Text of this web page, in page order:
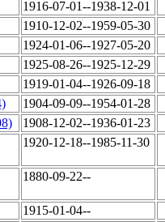
1916-07-01--1938-12-01
1910-12-02--1959-05-30
1924-01-06--1927-05-20
1925-08-26--1925-12-29
1919-01-04--1926-09-18
1904-09-09--1954-01-28
1908-12-02--1936-01-23
1920-12-18--1985-11-30
1880-09-22--
1915-01-04--